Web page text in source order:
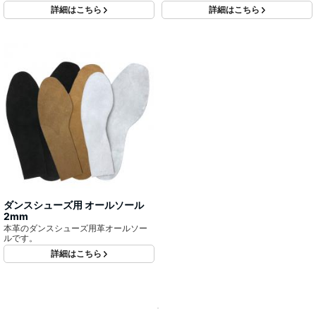
詳細はこちら
詳細はこちら
ダンスシューズ用 オールソール
2mm
本革のダンスシューズ用革オールソー
ルです。
詳細はこちら